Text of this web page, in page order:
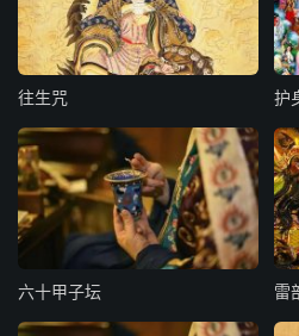
之说引接初真。孰知后学竟此执
其诸家之说，惟用心火肾水，离
非先天之真水真火已。虚靖先生
云：真阴真阳既不识，水可浴兮
受度亡魂有何益。夫真火者，坎
阴也。此之阴阳，得乾坤之中
己，戊己二土会于中央，而统御
得中女成离卦，坤再索於乾而
爻，即乾之中爻，离中阴爻即坤
之用，而行乎天地之问。《参同
往生咒 护
六十甲子坛 雷